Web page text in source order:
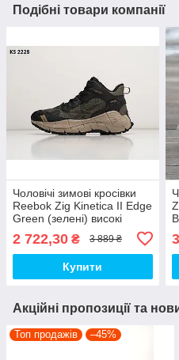
Подібні товари компанії
Чоловічі зимові кросівки
Reebok Zig Kinetica II Edge
Green (зелені) високі
Рибок топ
2 722,30 ₴ 3 889 ₴
Купити
Акційні пропозиції та
Топ продажів –45%